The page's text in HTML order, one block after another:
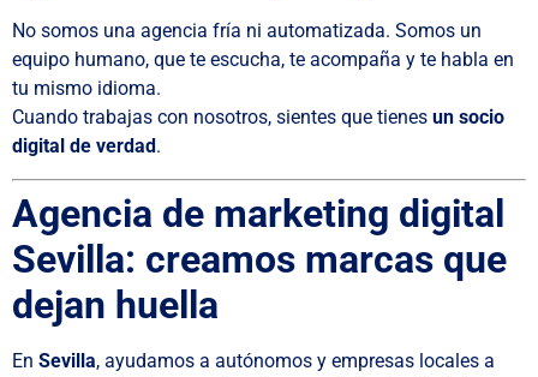
No somos una agencia fría ni automatizada. Somos un
equipo humano, que te escucha, te acompaña y te habla en
tu mismo idioma.
Cuando trabajas con nosotros, sientes que tienes un socio
digital de verdad .
Agencia de marketing digital
Sevilla: creamos marcas que
dejan huella
En Sevilla, ayudamos a autónomos y empresas locales a